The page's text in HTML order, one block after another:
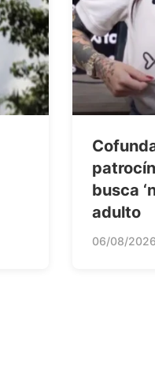
busca
adulto
06/08/2026